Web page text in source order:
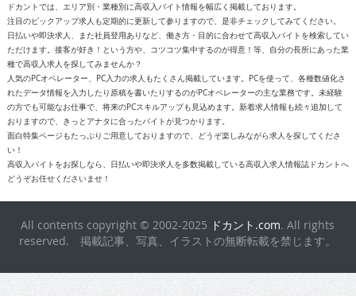
ドカントでは、エリア別・業種別に高収入バイト情報を幅広く掲載しております。
注目のピックアップ求人も定期的に更新して参りますので、是非チェックしてみてください。
日払いや即決求人、また社員登用ありなど、働き方・目的に合わせて高収入バイトを検索してい
ただけます。接客が好き！という方や、コツコツ集中するのが得意！等、自分の長所にあった業
種で高収入求人を探してみませんか？
人気のPCオペレーター、PC入力の求人もたくさん掲載しています。PCを使って、各種数値化さ
れたデータ情報を入力したり原稿を書いたりするのがPCオペレーターの主な業務です。未経験
の方でも可能なお仕事で、将来のPCスキルアップも見込めます。新着求人情報も続々追加して
おりますので、きっとアナタに合ったバイトが見つかります。
面白特集ページもたっぷりご用意しておりますので、どうぞ楽しみながら求人を探してくださ
い！
高収入バイトをお探しなら、日払いや即決求人を多数掲載している高収入求人情報誌ドカントへ
どうぞお任せくださいませ！
All contents copyright © 2002-2025 ドカント.com. All rights
reserved. 掲載記事、写真、イラストの無断転載を禁じます。